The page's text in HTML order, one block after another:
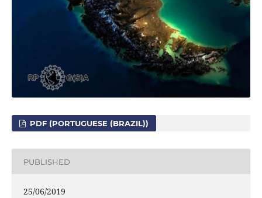
PDF (PORTUGUESE (BRAZIL))
PUBLISHED
25/06/2019